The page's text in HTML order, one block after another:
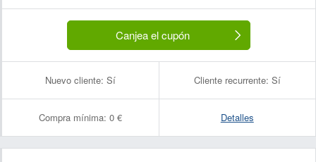
Canjea el cupón
Nuevo cliente: Sí Cliente recurrente: Sí
Compra mínima: 0 € Detalles